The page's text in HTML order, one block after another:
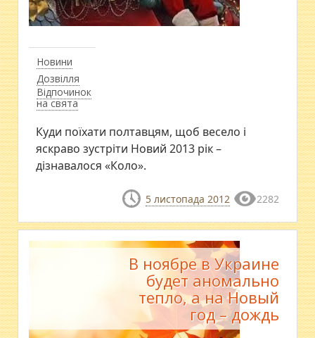
Новини
Дозвілля
Відпочинок
на свята
Куди поїхати полтавцям, щоб весело і
яскраво зустріти Новий 2013 рік –
дізнавалося «Коло».
5 листопада 2012 2282
В ноябре в Украине
будет аномально
тепло, а на Новый
год – дождь